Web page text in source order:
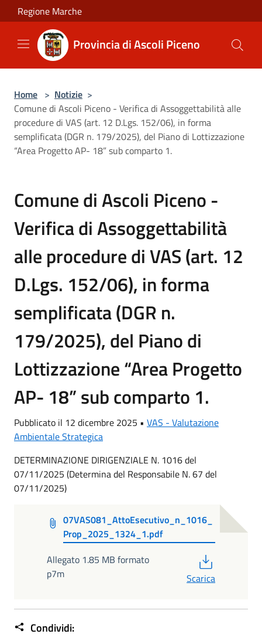
Salta al contenuto principale
Regione Marche
Provincia di Ascoli Piceno
Home > Notizie >
Comune di Ascoli Piceno - Verifica di Assoggettabilità alle
procedure di VAS (art. 12 D.Lgs. 152/06), in forma
semplificata (DGR n. 179/2025), del Piano di Lottizzazione
“Area Progetto AP- 18” sub comparto 1.
Comune di Ascoli Piceno -
Verifica di Assoggettabilità
alle procedure di VAS (art. 12
D.Lgs. 152/06), in forma
semplificata (DGR n.
179/2025), del Piano di
Lottizzazione “Area Progetto
AP- 18” sub comparto 1.
Pubblicato il 12 dicembre 2025 • VAS - Valutazione
Ambientale Strategica
DETERMINAZIONE DIRIGENZIALE N. 1016 del
07/11/2025 (Determina del Responsabile N. 67 del
07/11/2025)
07VAS081_AttoEsecutivo_n_1016_
Prop_2025_1324_1.pdf
Allegato 1.85 MB formato
p7m
Scarica
Condividi: